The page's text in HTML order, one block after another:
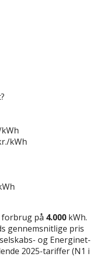
kWh
forbrug på 4.000 kWh.
gennemsnitlige pris
og Energinet-
2025-tariffer (N1 i